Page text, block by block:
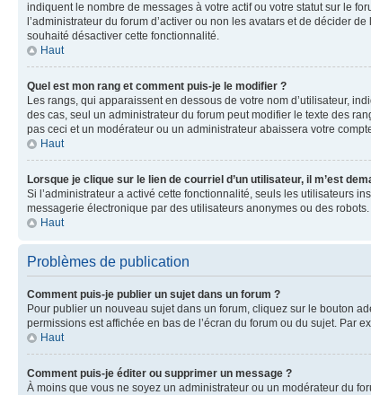
indiquent le nombre de messages à votre actif ou votre statut sur le
l’administrateur du forum d’activer ou non les avatars et de décider
souhaité désactiver cette fonctionnalité.
Haut
Quel est mon rang et comment puis-je le modifier ?
Les rangs, qui apparaissent en dessous de votre nom d’utilisateur,
des cas, seul un administrateur du forum peut modifier le texte des
pas ceci et un modérateur ou un administrateur abaissera votre
Haut
Lorsque je clique sur le lien de courriel d’un utilisateur, il m’est
Si l’administrateur a activé cette fonctionnalité, seuls les utilisateurs
messagerie électronique par des utilisateurs anonymes ou des robots.
Haut
Problèmes de publication
Comment puis-je publier un sujet dans un forum ?
Pour publier un nouveau sujet dans un forum, cliquez sur le bouton
permissions est affichée en bas de l’écran du forum ou du sujet. Par
Haut
Comment puis-je éditer ou supprimer un message ?
À moins que vous ne soyez un administrateur ou un modérateur du